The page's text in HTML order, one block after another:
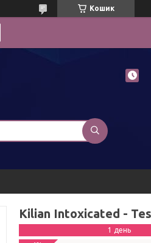
Кошик
Kilian Intoxicated -
1 день